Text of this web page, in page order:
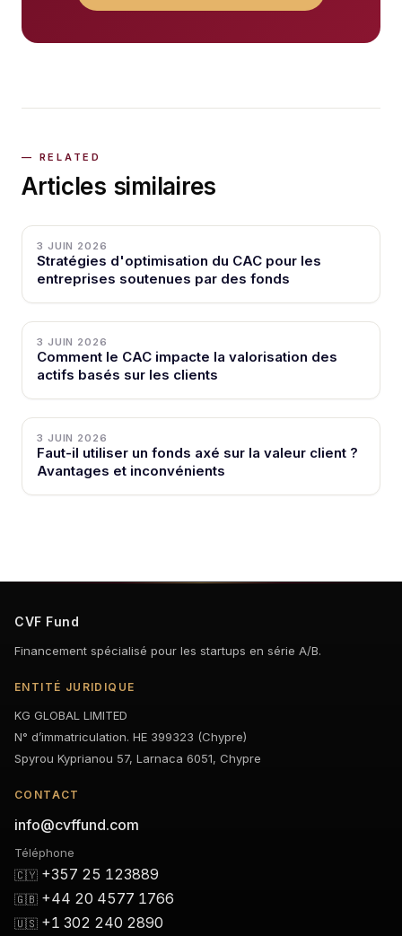
Articles similaires
3 JUIN 2026
Stratégies d'optimisation du CAC pour les
entreprises soutenues par des fonds
3 JUIN 2026
Comment le CAC impacte la valorisation des
actifs basés sur les clients
3 JUIN 2026
Faut-il utiliser un fonds axé sur la valeur client ?
Avantages et inconvénients
CVF Fund
Financement spécialisé pour les startups en série A/B.
ENTITÉ JURIDIQUE
KG GLOBAL LIMITED
N° d’immatriculation. HE 399323 (Chypre)
Spyrou Kyprianou 57, Larnaca 6051, Chypre
CONTACT
info@cvffund.com
Téléphone
🇨🇾 +357 25 123889
🇬🇧 +44 20 4577 1766
🇺🇸 +1 302 240 2890